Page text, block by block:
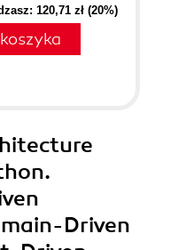
120,71 zł (20%)
Driven